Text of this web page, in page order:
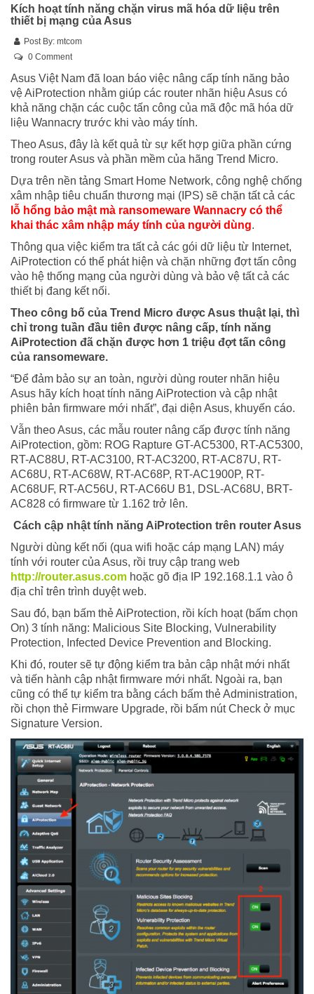
Kích hoạt tính năng chặn virus mã hóa dữ liệu trên
thiết bị mạng của Asus
Post By: mtcom
0 Comment
Asus Việt Nam đã loan báo việc nâng cấp tính năng bảo
vệ AiProtection nhằm giúp các router nhãn hiệu Asus có
khả năng chặn các cuộc tấn công của mã độc mã hóa dữ
liệu Wannacry trước khi vào máy tính.
Theo Asus, đây là kết quả từ sự kết hợp giữa phần cứng
trong router Asus và phần mềm của hãng Trend Micro.
Dựa trên nền tảng Smart Home Network, công nghệ chống
xâm nhập tiêu chuẩn thương mại (IPS) sẽ chặn tất cả các
lỗ hổng bảo mật mà ransomeware Wannacry có thể
khai thác xâm nhập máy tính của người dùng.
Thông qua việc kiểm tra tất cả các gói dữ liệu từ Internet,
AiProtection có thể phát hiện và chặn những đợt tấn công
vào hệ thống mạng của người dùng và bảo vệ tất cả các
thiết bị đang kết nối.
Theo công bố của Trend Micro được Asus thuật lại, thì
chỉ trong tuần đầu tiên được nâng cấp, tính năng
AiProtection đã chặn được hơn 1 triệu đợt tấn công
của ransomeware.
“Để đảm bảo sự an toàn, người dùng router nhãn hiệu
Asus hãy kích hoạt tính năng AiProtection và cập nhật
phiên bản firmware mới nhất”, đại diện Asus, khuyến cáo.
Vẫn theo Asus, các mẫu router nâng cấp được tính năng
AiProtection, gồm: ROG Rapture GT-AC5300, RT-AC5300,
RT-AC88U, RT-AC3100, RT-AC3200, RT-AC87U, RT-
AC68U, RT-AC68W, RT-AC68P, RT-AC1900P, RT-
AC68UF, RT-AC56U, RT-AC66U B1, DSL-AC68U, BRT-
AC828 có firmware từ 1.162 trở lên.
Cách cập nhật tính năng AiProtection trên router Asus
Người dùng kết nối (qua wifi hoặc cáp mạng LAN) máy
tính với router của Asus, rồi truy cập trang web
http://router.asus.com hoặc gõ địa IP 192.168.1.1 vào ô
địa chỉ trên trình duyệt web.
Sau đó, bạn bấm thẻ AiProtection, rồi kích hoạt (bấm chọn
On) 3 tính năng: Malicious Site Blocking, Vulnerability
Protection, Infected Device Prevention and Blocking.
Khi đó, router sẽ tự động kiểm tra bản cập nhật mới nhất
và tiến hành cập nhật firmware mới nhất. Ngoài ra, bạn
cũng có thể tự kiểm tra bằng cách bấm thẻ Administration,
rồi chọn thẻ Firmware Upgrade, rồi bấm nút Check ở mục
Signature Version.